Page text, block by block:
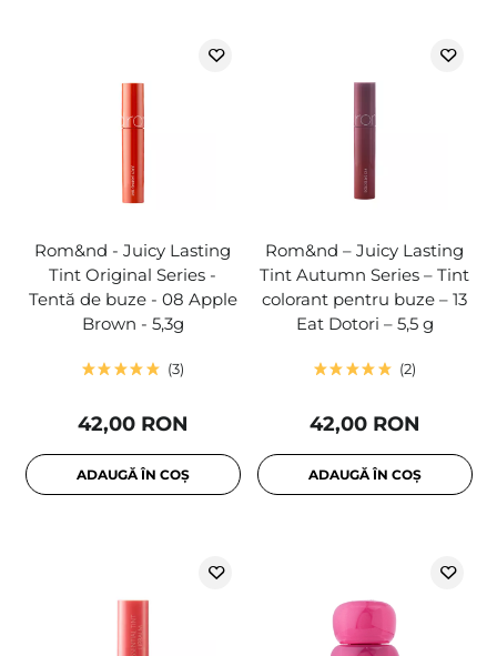
Rom&nd - Juicy Lasting
Tint Original Series -
Tentă de buze - 08 Apple
Brown - 5,3g
3
42,00 RON
ADAUGĂ ÎN COȘ
Rom&nd – Juicy Lasting
Tint Autumn Series – Tint
colorant pentru buze – 13
Eat Dotori – 5,5 g
2
42,00 RON
ADAUGĂ ÎN COȘ